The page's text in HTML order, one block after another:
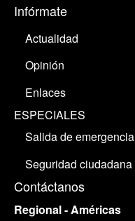
Infórmate
Actualidad
Opinión
Enlaces
ESPECIALES
Salida de emergencia
Seguridad ciudadana
Contáctanos
Regional - Américas